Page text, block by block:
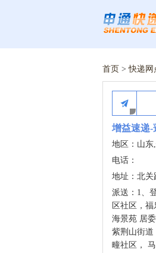
首页 >快递网
增益速递-
地区：山东
电话：
地址：北关
派送：1、
区社区，
海景苑 居
紫荆山街道
疃社区，